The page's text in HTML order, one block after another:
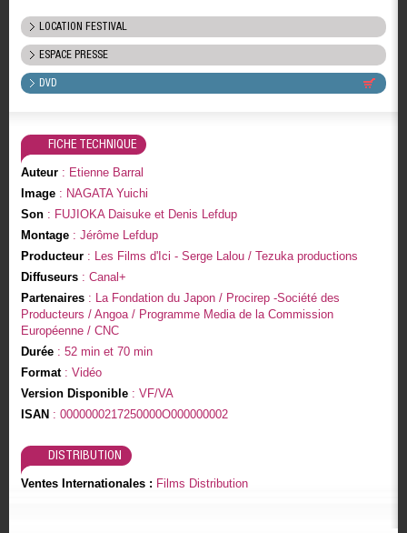
LOCATION FESTIVAL
ESPACE PRESSE
DVD
FICHE TECHNIQUE
Auteur: Etienne Barral
Image: NAGATA Yuichi
Son: FUJIOKA Daisuke et Denis Lefdup
Montage: Jérôme Lefdup
Producteur: Les Films d'Ici - Serge Lalou / Tezuka productions
Diffuseurs: Canal+
Partenaires: La Fondation du Japon / Procirep -Société des
Producteurs / Angoa / Programme Media de la Commission
Européenne / CNC
Durée: 52 min et 70 min
Format: Vidéo
Version Disponible: VF/VA
ISAN : 0000000217250000O000000002
DISTRIBUTION
Ventes Internationales : Films Distribution